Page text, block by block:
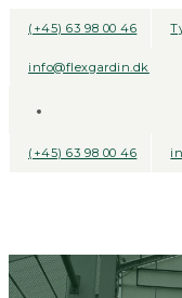
Hop
indhold
(+45) 63 98 00 46
info@flexgardin.dk
(+45) 63 98 00 46